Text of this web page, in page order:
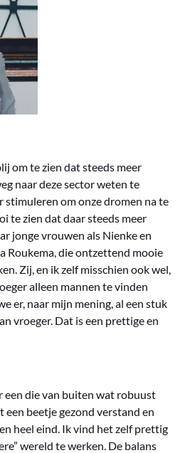
om te zien dat steeds meer
naar deze sector weten te
stimuleren om onze dromen na te
te zien dat daar steeds meer
jonge vrouwen als Nienke en
Roukema, die ontzettend mooie
Zij, en ik zelf misschien ook wel,
alleen mannen te vinden
er, naar mijn mening, al een stuk
vroeger. Dat is een prettige en
een die van buiten wat robuust
een beetje gezond verstand en
heel eind. Ik vind het zelf prettig
wereld te werken. De balans